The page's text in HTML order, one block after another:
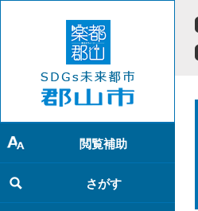
で
す
。
ば
し
て
本
文
閲覧補助
さがす